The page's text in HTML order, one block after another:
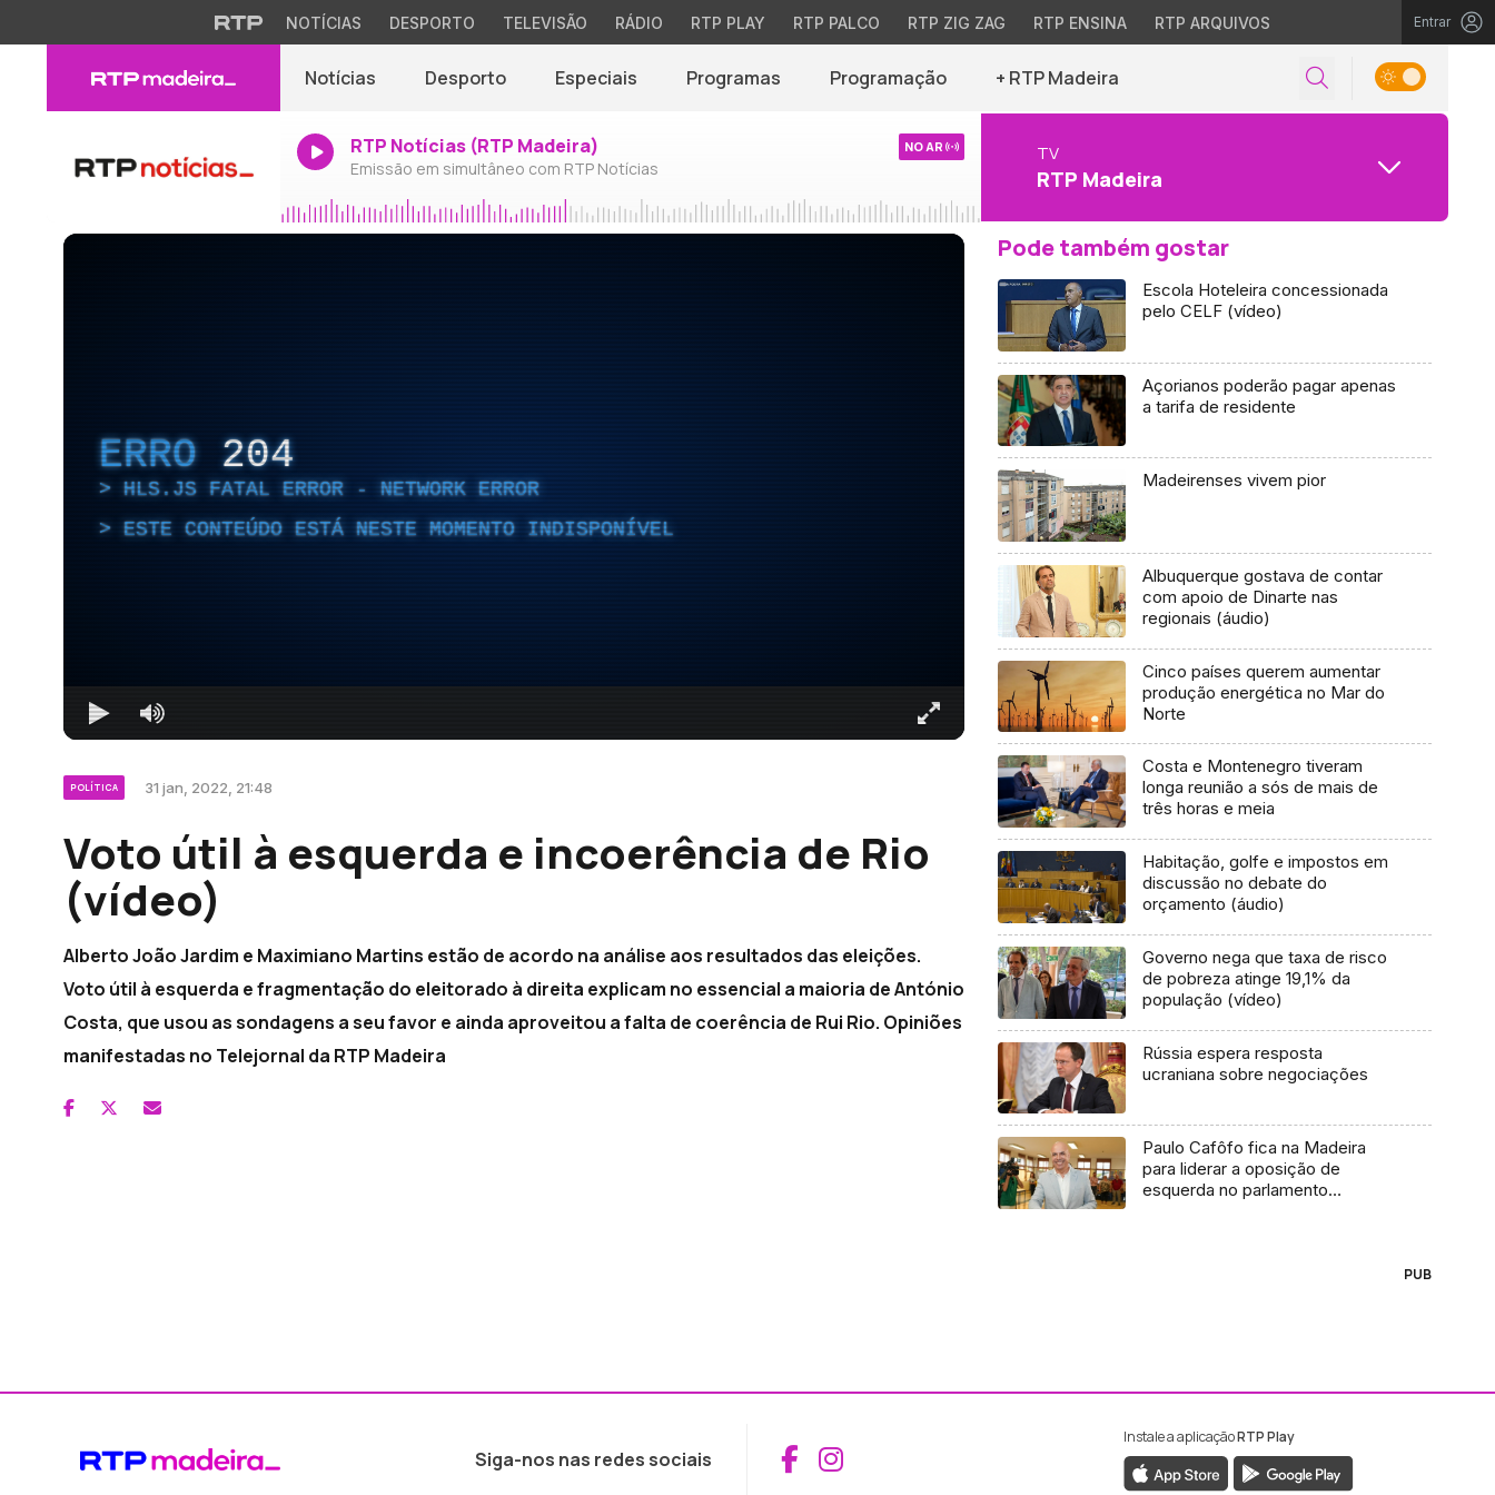
NOTÍCIAS DESPORTO TELEVISÃO RÁDIO RTP PLAY RTP PALCO RTP ZIG ZAG RTP ENSINA RTP ARQUIVOS Entrar
Notícias Desporto Especiais Programas Programação + RTP Madeira
RTP Notícias (RTP Madeira)
Emissão em simultâneo com RTP Notícias
NO AR TV
RTP Madeira
ERRO 204
HLS.JS FATAL ERROR - NETWORK ERROR
ESTE CONTEÚDO ESTÁ NESTE MOMENTO INDISPONÍVEL
POLÍTICA 31 jan, 2022, 21:48
Voto útil à esquerda e incoerência de Rio
(vídeo)
Alberto João Jardim e Maximiano Martins estão de acordo na análise aos resultados das eleições.
Voto útil à esquerda e fragmentação do eleitorado à direita explicam no essencial a maioria de António
Costa, que usou as sondagens a seu favor e ainda aproveitou a falta de coerência de Rui Rio. Opiniões
manifestadas no Telejornal da RTP Madeira
Pode também gostar
Escola Hoteleira concessionada
pelo CELF (vídeo)
Açorianos poderão pagar apenas
a tarifa de residente
Madeirenses vivem pior
Albuquerque gostava de contar
com apoio de Dinarte nas
regionais (áudio)
Cinco países querem aumentar
produção energética no Mar do
Norte
Costa e Montenegro tiveram
longa reunião a sós de mais de
três horas e meia
Habitação, golfe e impostos em
discussão no debate do
orçamento (áudio)
Governo nega que taxa de risco
de pobreza atinge 19,1% da
população (vídeo)
Rússia espera resposta
ucraniana sobre negociações
Paulo Cafôfo fica na Madeira
para liderar a oposição de
esquerda no parlamento
PUB
Siga-nos nas redes sociais Aceder ao Facebook da RTP Madeira
Aceder ao Instagram da RTP Madeira
Instale a aplicaçãoRTP Play